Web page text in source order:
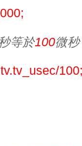
等於100微秒